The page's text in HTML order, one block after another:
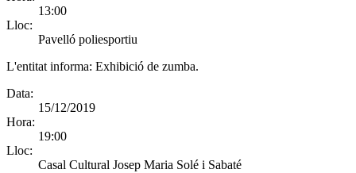
13:00
Lloc:
Pavelló poliesportiu
L'entitat informa: Exhibició de zumba.
Data:
15/12/2019
Hora:
19:00
Lloc:
Casal Cultural Josep Maria Solé i Sabaté